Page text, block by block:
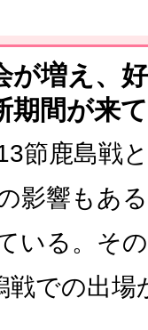
」
が増え、
期間が来
節鹿島戦
影響もあ
いる。そ
戦での出